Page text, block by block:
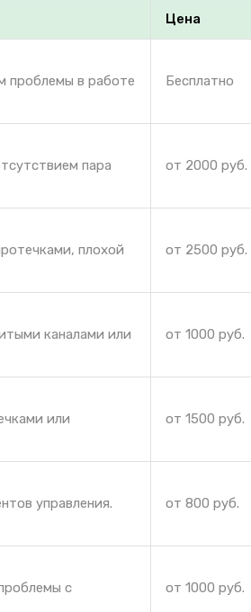
Цена
проблемы в работе
Бесплатно
пара
от 2000 руб.
плохой
от 2500 руб.
каналами или
от 1000 руб.
или
от 1500 руб.
управления.
от 800 руб.
с
от 1000 руб.